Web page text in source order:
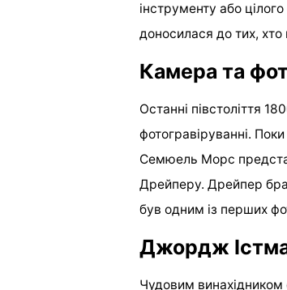
інструменту або
доносилася до тих, хто
Камера та
Останні півстоліття
фотогравіруванні.
Семюель Морс
Дрейперу. Дрейпер
був одним із перших
Джордж
Чудовим винахідником